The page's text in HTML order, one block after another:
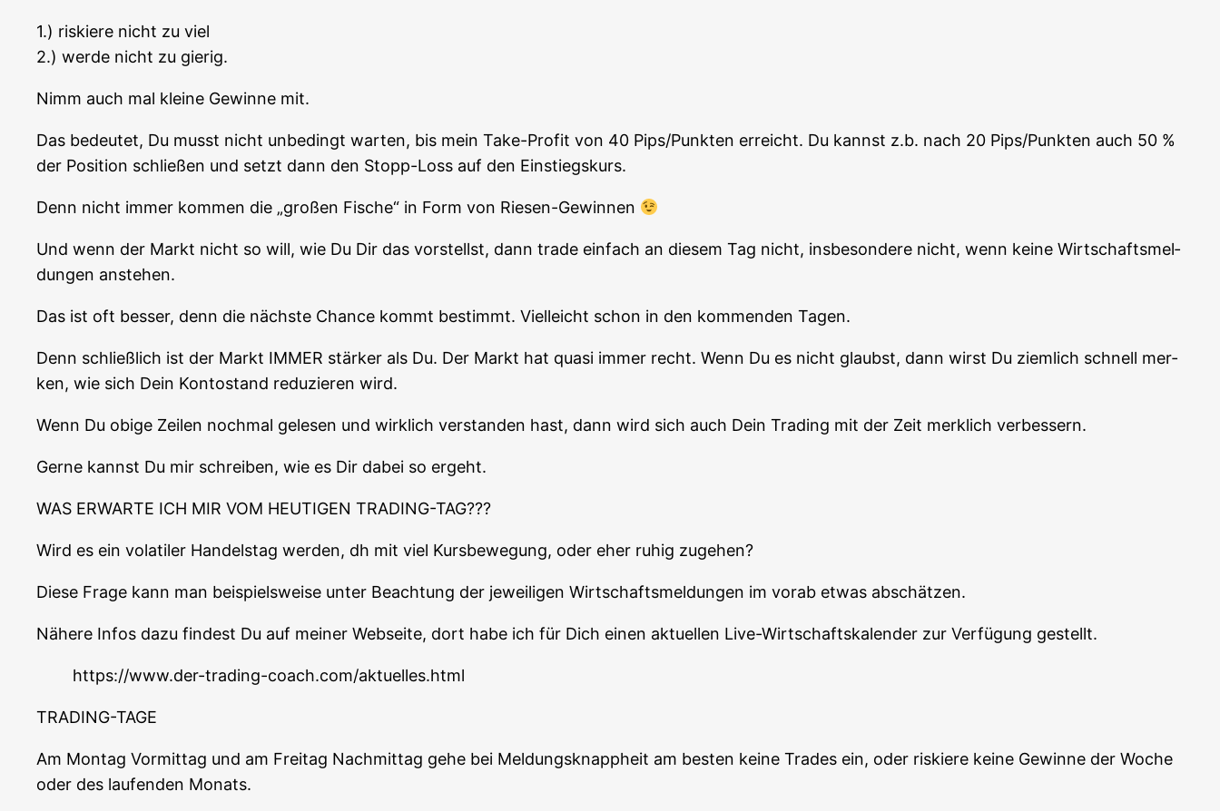
1.) ris­kie­re nicht zu viel
2.) wer­de nicht zu gierig.
Nimm auch mal klei­ne Gewin­ne mit.
Das bedeu­tet, Du musst nicht unbe­dingt war­ten, bis mein Take-Pro­fit von 40 Pips/Punkten erreicht. Du kannst z.b. nach 20 Pips/Punkten auch 50 %
der Posi­ti­on schlie­ßen und setzt dann den Stopp-Loss auf den Einstiegskurs.
Denn nicht immer kom­men die „gro­ßen Fische“ in Form von Riesen-Gewinnen
Und wenn der Markt nicht so will, wie Du Dir das vor­stellst, dann trade ein­fach an die­sem Tag nicht, ins­be­son­de­re nicht, wenn kei­ne Wirt­schafts­mel­
dun­gen anstehen.
Das ist oft bes­ser, denn die nächs­te Chan­ce kommt bestimmt. Viel­leicht schon in den kom­men­den Tagen.
Denn schließ­lich ist der Markt IMMER stär­ker als Du. Der Markt hat qua­si immer recht. Wenn Du es nicht glaubst, dann wirst Du ziem­lich schnell mer­
ken, wie sich Dein Kon­to­stand redu­zie­ren wird.
Wenn Du obi­ge Zei­len noch­mal gele­sen und wirk­lich ver­stan­den hast, dann wird sich auch Dein Tra­ding mit der Zeit merk­lich verbessern.
Ger­ne kannst Du mir schrei­ben, wie es Dir dabei so ergeht.
WAS ERWARTE ICH MIR VOM HEUTIGEN TRADING-TAG???
Wird es ein vola­ti­ler Han­dels­tag wer­den, dh mit viel Kurs­be­we­gung, oder eher ruhig zugehen?
Die­se Fra­ge kann man bei­spiels­wei­se unter Beach­tung der jewei­li­gen Wirt­schafts­mel­dun­gen im vor­ab etwas abschätzen.
Nähe­re Infos dazu fin­dest Du auf mei­ner Web­sei­te, dort habe ich für Dich einen aktu­el­len Live-Wirt­schafts­ka­len­der zur Ver­fü­gung gestellt.
https://www.der-trading-coach.com/aktuelles.html
TRADING-TAGE
Am Mon­tag Vor­mit­tag und am Frei­tag Nach­mit­tag gehe bei Mel­dungs­knapp­heit am bes­ten kei­ne Trades ein, oder ris­kie­re kei­ne Gewin­ne der Woche
oder des lau­fen­den Monats.